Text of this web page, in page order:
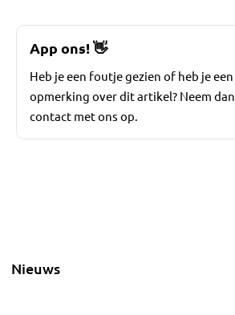
App ons!👋
Heb je een foutje gezien of heb je een
opmerking over dit artikel? Neem dan
contact met ons op.
Nieuws